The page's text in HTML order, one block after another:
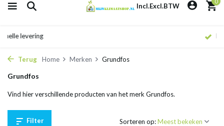
Incl.Excl.BTW
Terug Home Merken Grundfos
Grundfos
Vind hier verschillende producten van het merk Grundfos.
Filter Sorteren op: